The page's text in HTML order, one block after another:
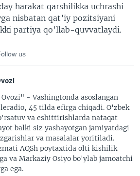
harakat qarshilikka uchrashi
nisbatan qat’iy pozitsiyani
partiya qo’llab-quvvatlaydi.
us
- Vashingtonda asoslangan
45 tilda efirga chiqadi. O'zbek
va eshittirishlarda nafaqat
balki siz yashayotgan jamiyatdagi
va masalalar yoritiladi.
AQSh poytaxtida olti kishilik
va Markaziy Osiyo bo'ylab jamoatchi
ega.